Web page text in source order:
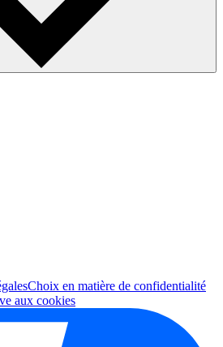
Choix en matière de confidentialité
aux cookies